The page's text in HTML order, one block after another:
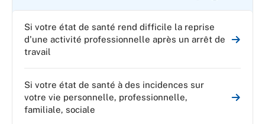
Si votre état de santé rend difficile la reprise
d'une activité professionnelle après un arrêt de
travail
Si votre état de santé à des incidences sur
votre vie personnelle, professionnelle,
familiale, sociale